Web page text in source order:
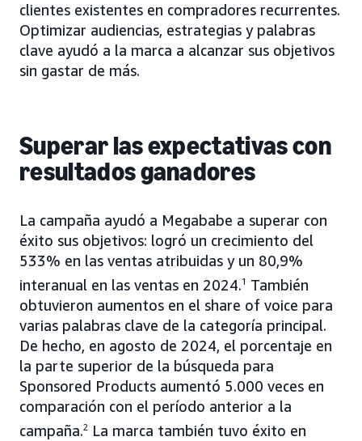
clientes existentes en compradores recurrentes.
Optimizar audiencias, estrategias y palabras
clave ayudó a la marca a alcanzar sus objetivos
sin gastar de más.
Superar las expectativas con
resultados ganadores
La campaña ayudó a Megababe a superar con
éxito sus objetivos: logró un crecimiento del
533% en las ventas atribuidas y un 80,9%
interanual en las ventas en 2024.1
También
obtuvieron aumentos en el share of voice para
varias palabras clave de la categoría principal.
De hecho, en agosto de 2024, el porcentaje en
la parte superior de la búsqueda para
Sponsored Products aumentó 5.000 veces en
comparación con el período anterior a la
campaña.2
La marca también tuvo éxito en